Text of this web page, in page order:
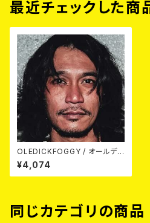
最近チェックした商
OLEDICKFOGGY / オールディ
ックフォギー名作撰 絶海篇 LP
¥4,074
同じカテゴリの商品